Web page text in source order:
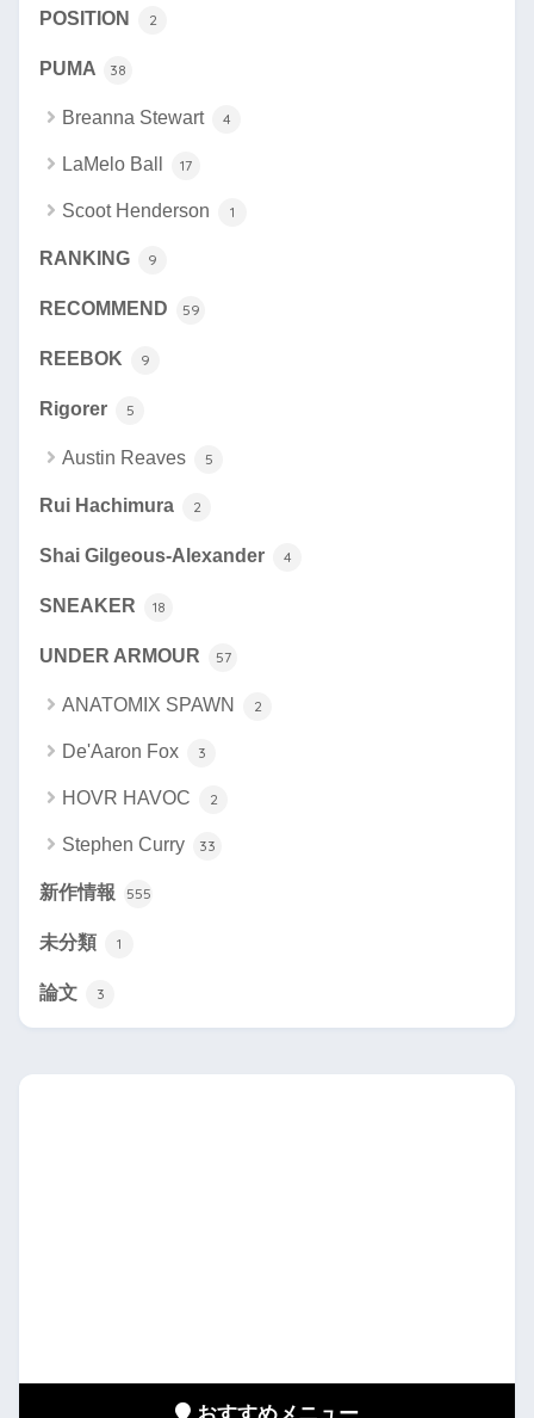
POSITION 2
PUMA 38
Breanna Stewart 4
LaMelo Ball 17
Scoot Henderson 1
RANKING 9
RECOMMEND 59
REEBOK 9
Rigorer 5
Austin Reaves 5
Rui Hachimura 2
Shai Gilgeous-Alexander 4
SNEAKER 18
UNDER ARMOUR 57
ANATOMIX SPAWN 2
De'Aaron Fox 3
HOVR HAVOC 2
Stephen Curry 33
新作情報 555
未分類 1
論文 3